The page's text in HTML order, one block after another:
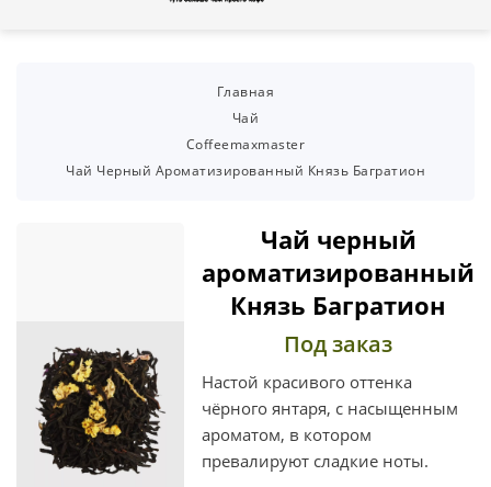
Главная
Чай
Coffeemaxmaster
Чай Черный Ароматизированный Князь Багратион
Чай черный
ароматизированный
Князь Багратион
Под заказ
Настой красивого оттенка
чёрного янтаря, с насыщенным
ароматом, в котором
превалируют сладкие ноты.